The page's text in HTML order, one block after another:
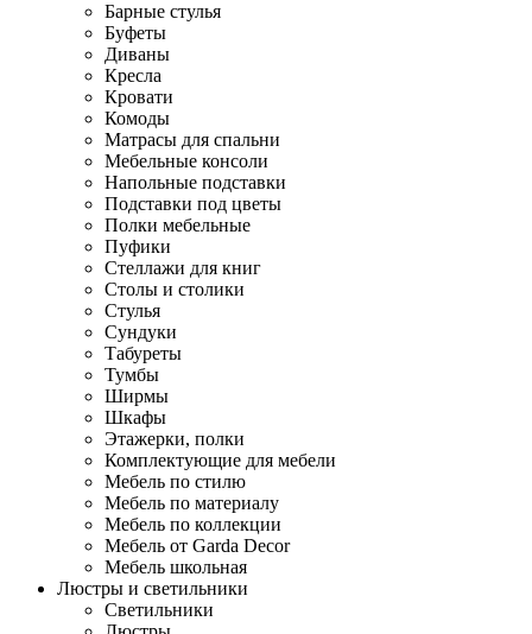
Барные стулья
Буфеты
Диваны
Кресла
Кровати
Комоды
Матрасы для спальни
Мебельные консоли
Напольные подставки
Подставки под цветы
Полки мебельные
Пуфики
Стеллажи для книг
Столы и столики
Стулья
Сундуки
Табуреты
Тумбы
Ширмы
Шкафы
Этажерки, полки
Комплектующие для мебели
Мебель по стилю
Мебель по материалу
Мебель по коллекции
Мебель от Garda Decor
Мебель школьная
Люстры и светильники
Светильники